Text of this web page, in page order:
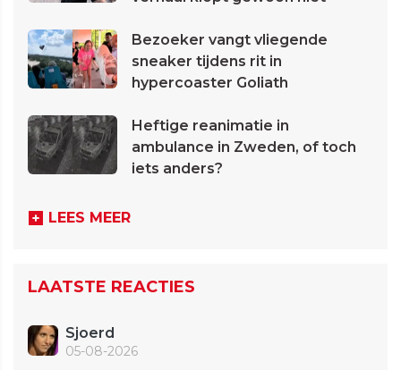
Bezoeker vangt vliegende
sneaker tijdens rit in
hypercoaster Goliath
Heftige reanimatie in
ambulance in Zweden, of toch
iets anders?
LEES MEER
LAATSTE REACTIES
Sjoerd
05-08-2026